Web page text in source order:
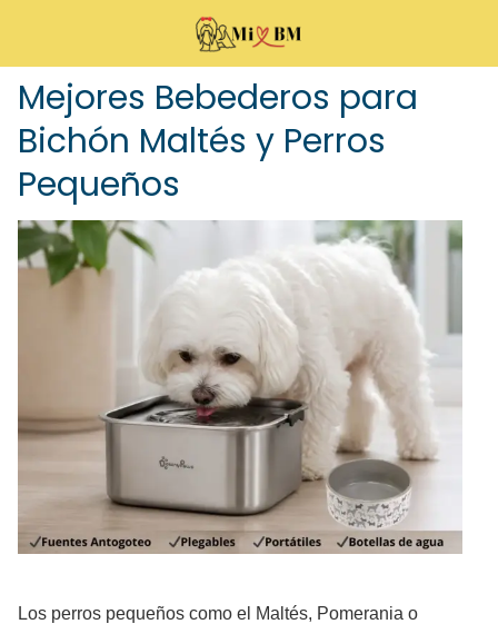
Mejores Bebederos para
Bichón Maltés y Perros
Pequeños
Los perros pequeños como el Maltés, Pomerania o